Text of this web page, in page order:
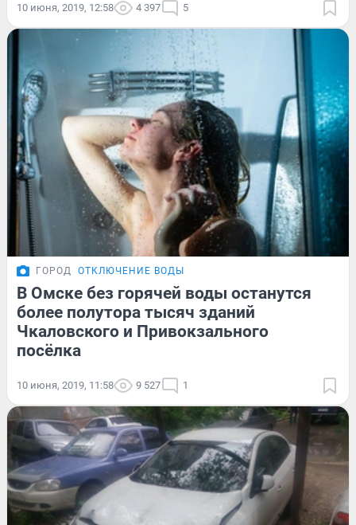
10 июня, 2019, 12:58 4 397 5
ГОРОД ОТКЛЮЧЕНИЕ ВОДЫ
В Омске без горячей воды останутся
более полутора тысяч зданий
Чкаловского и Привокзального
посёлка
10 июня, 2019, 11:58 9 527 1